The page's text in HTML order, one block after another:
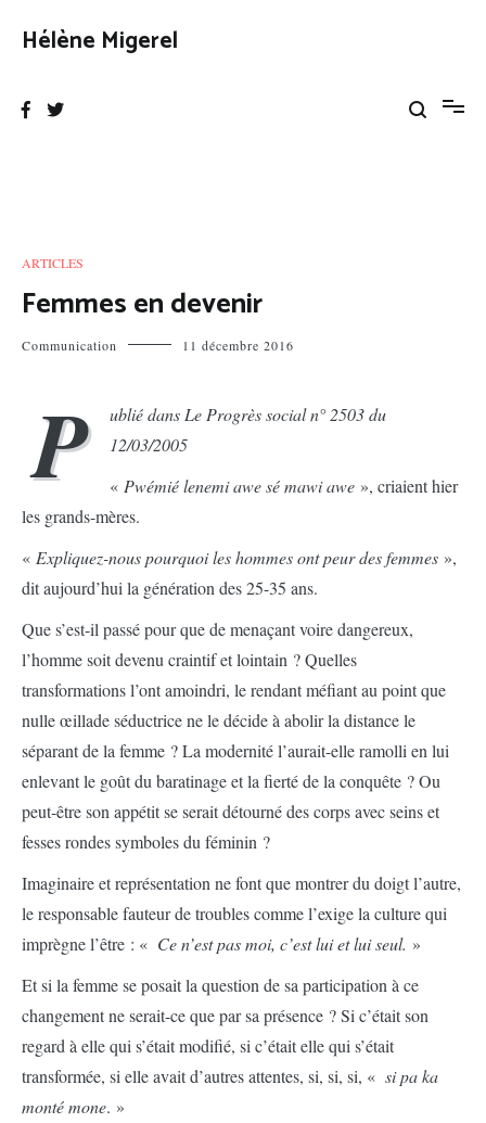
Hélène Migerel
ARTICLES
Femmes en devenir
Communication 11 décembre 2016
P
ublié dans Le Progrès social n° 2503 du
12/03/2005
« Pwémié lenemi awe sé mawi awe », criaient hier
les grands-mères.
« Expliquez-nous pourquoi les hommes ont peur des femmes »,
dit aujourd’hui la génération des 25-35 ans.
Que s’est-il passé pour que de menaçant voire dangereux,
l’homme soit devenu craintif et lointain ? Quelles
transformations l’ont amoindri, le rendant méfiant au point que
nulle œillade séductrice ne le décide à abolir la distance le
séparant de la femme ? La modernité l’aurait-elle ramolli en lui
enlevant le goût du baratinage et la fierté de la conquête ? Ou
peut-être son appétit se serait détourné des corps avec seins et
fesses rondes symboles du féminin ?
Imaginaire et représentation ne font que montrer du doigt l’autre,
le responsable fauteur de troubles comme l’exige la culture qui
imprègne l’être : « Ce n’est pas moi, c’est lui et lui seul. »
Et si la femme se posait la question de sa participation à ce
changement ne serait-ce que par sa présence ? Si c’était son
regard à elle qui s’était modifié, si c’était elle qui s’était
transformée, si elle avait d’autres attentes, si, si, si, « si pa ka
monté mone. »